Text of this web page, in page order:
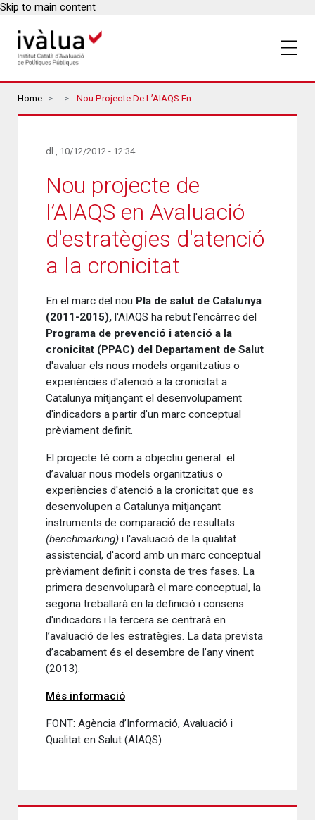
Skip to main content
Breadcrumbs
Home Nou Projecte De L’AIAQS En Avaluació D'estratègies D'atenció A La Cronicitat
dl., 10/12/2012 - 12:34
Nou projecte de
l’AIAQS en Avaluació
d'estratègies d'atenció
a la cronicitat
En el marc del nou Pla de salut de Catalunya
(2011-2015), l'AIAQS ha rebut l'encàrrec del
Programa de prevenció i atenció a la
cronicitat (PPAC) del Departament de Salut
d'avaluar els nous models organitzatius o
experiències d'atenció a la cronicitat a
Catalunya mitjançant el desenvolupament
d'indicadors a partir d'un marc conceptual
prèviament definit.
El projecte té com a objectiu general el
d’avaluar nous models organitzatius o
experiències d'atenció a la cronicitat que es
desenvolupen a Catalunya mitjançant
instruments de comparació de resultats
(benchmarking) i l'avaluació de la qualitat
assistencial, d'acord amb un marc conceptual
prèviament definit i consta de tres fases. La
primera desenvoluparà el marc conceptual, la
segona treballarà en la definició i consens
d'indicadors i la tercera se centrarà en
l’avaluació de les estratègies. La data prevista
d’acabament és el desembre de l’any vinent
(2013).
Més informació
FONT: Agència d’Informació, Avaluació i
Qualitat en Salut (AIAQS)